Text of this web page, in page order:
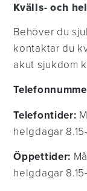
Kvälls- och
Behöver du
kontaktar du
akut sjukdom
Telefontider:
helgdagar
Öppettider:
helgdagar